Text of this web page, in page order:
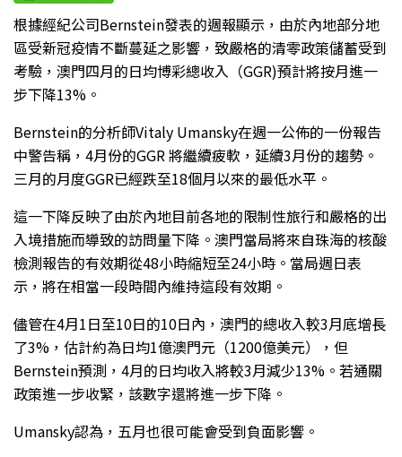
根據經紀公司Bernstein發表的週報顯示，由於內地部分地
區受新冠疫情不斷蔓延之影響，致嚴格的清零政策儲蓄受到
考驗，澳門四月的日均博彩總收入（GGR)預計將按月進一
步下降13%。
Bernstein的分析師Vitaly Umansky在週一公佈的一份報告
中警告稱，4月份的GGR 將繼續疲軟，延續3月份的趨勢。
三月的月度GGR已經跌至18個月以來的最低水平。
這一下降反映了由於內地目前各地的限制性旅行和嚴格的出
入境措施而導致的訪問量下降。澳門當局將來自珠海的核酸
檢測報告的有效期從48小時縮短至24小時。當局週日表
示，將在相當一段時間內維持這段有效期。
儘管在4月1日至10日的10日內，澳門的總收入較3月底增長
了3%，估計約為日均1億澳門元（1200億美元），但
Bernstein預測，4月的日均收入將較3月減少13%。若通關
政策進一步收緊，該數字還將進一步下降。
Umansky認為，五月也很可能會受到負面影響。